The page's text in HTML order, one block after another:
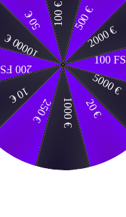
100 FS
5000 €
20 €
1000 €
250 €
10 €
200 FS
10000 €
50 € 100 € 500 €
2000 €